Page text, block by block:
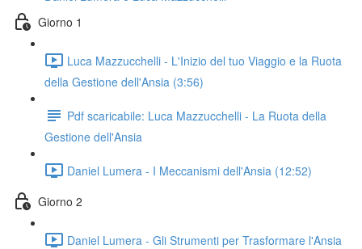
Giorno 1
Luca Mazzucchelli - L'Inizio del tuo Viaggio e la Ruota
della Gestione dell'Ansia (3:56)
Pdf scaricabile: Luca Mazzucchelli - La Ruota della
Gestione dell'Ansia
Daniel Lumera - I Meccanismi dell'Ansia (12:52)
Giorno 2
Daniel Lumera - Gli Strumenti per Trasformare l'Ansia